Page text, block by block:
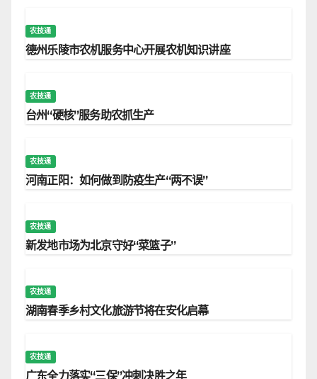
农技通
德州乐陵市农机服务中心开展农机知识讲座
农技通
台州“硬核”服务助农抓生产
农技通
河南正阳：如何做到防疫生产“两不误”
农技通
新发地市场为北京守好“菜篮子”
农技通
湖南春季乡村文化旅游节将在安化启幕
农技通
广东全力落实“三保”冲刺决胜之年